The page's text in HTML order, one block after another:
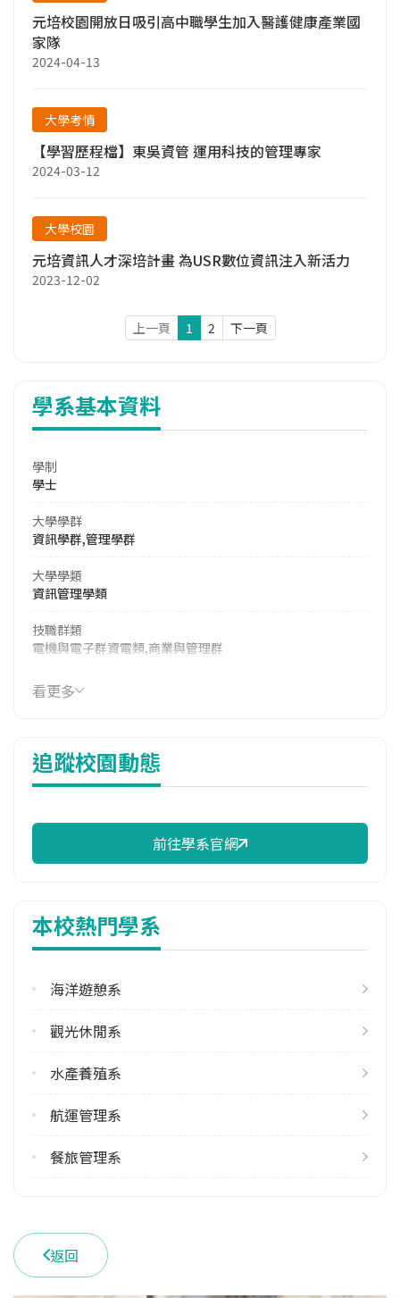
元培校園開放日吸引高中職學生加入醫護健康產業國
家隊
2024-04-13
大學考情
【學習歷程檔】東吳資管 運用科技的管理專家
2024-03-12
大學校園
元培資訊人才深培計畫 為USR數位資訊注入新活力
2023-12-02
上一頁 1 2 下一頁
學系基本資料
學制
學士
大學學群
資訊學群,管理學群
大學學類
資訊管理學類
技職群類
電機與電子群資電類,商業與管理群
114年學費
14,199 元/學期
6,195 元/學期
114年註冊率
(06)9264115 #3401
澎湖縣馬公市六合路300號
看更多
追蹤校園動態
前往學系官網
本校熱門學系
海洋遊憩系
觀光休閒系
水產養殖系
航運管理系
餐旅管理系
返回